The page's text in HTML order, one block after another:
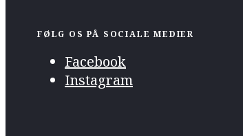
FØLG OS PÅ SOCIALE MEDIER
Facebook
Instagram